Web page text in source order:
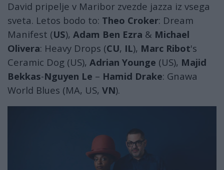
David pripelje v Maribor zvezde jazza iz vsega
sveta. Letos bodo to: Theo Croker: Dream
Manifest (US), Adam Ben Ezra & Michael
Olivera: Heavy Drops (CU, IL), Marc Ribot's
Ceramic Dog (US), Adrian Younge (US), Majid
Bekkas-Nguyen Le – Hamid Drake: Gnawa
World Blues (MA, US, VN).